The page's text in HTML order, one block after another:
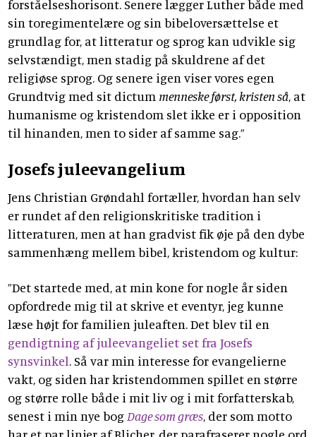
forståelseshorisont. Senere lægger Luther både med
sin toregimentelære og sin bibeloversættelse et
grundlag for, at litteratur og sprog kan udvikle sig
selvstændigt, men stadig på skuldrene af det
religiøse sprog. Og senere igen viser vores egen
Grundtvig med sit dictum menneske først, kristen så, at
humanisme og kristendom slet ikke er i opposition
til hinanden, men to sider af samme sag.”
Josefs juleevangelium
Jens Christian Grøndahl fortæller, hvordan han selv
er rundet af den religionskritiske tradition i
litteraturen, men at han gradvist fik øje på den dybe
sammenhæng mellem bibel, kristendom og kultur:
”Det startede med, at min kone for nogle år siden
opfordrede mig til at skrive et eventyr, jeg kunne
læse højt for familien juleaften. Det blev til en
gendigtning af juleevangeliet set fra Josefs
synsvinkel. Så var min interesse for evangelierne
vakt, og siden har kristendommen spillet en større
og større rolle både i mit liv og i mit forfatterskab,
senest i min nye bog Dage som græs, der som motto